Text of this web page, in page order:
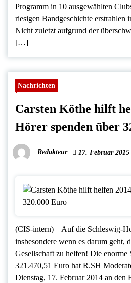
Programm in 10 ausgewählten
riesigen Bandgeschichte erstrahlen
Nicht zuletzt aufgrund der
[…]
Nachrichten
Carsten Köthe hilft
Hörer spenden über
Redakteur 17. Februar 2015
(CIS-intern) – Auf die Schleswig-
insbesondere wenn es darum geht,
Gesellschaft zu helfen! Die enorme
321.470,51 Euro hat R.SH
Dienstag, 17. Februar 2014 an den